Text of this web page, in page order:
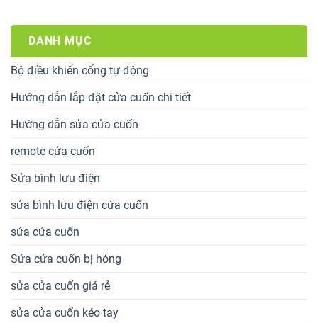
DANH MỤC
Bộ điều khiển cổng tự động
Hướng dẫn lắp đặt cửa cuốn chi tiết
Hướng dẫn sửa cửa cuốn
remote cửa cuốn
Sửa bình lưu điện
sửa bình lưu điện cửa cuốn
sửa cửa cuốn
Sửa cửa cuốn bị hỏng
sửa cửa cuốn giá rẻ
sửa cửa cuốn kéo tay